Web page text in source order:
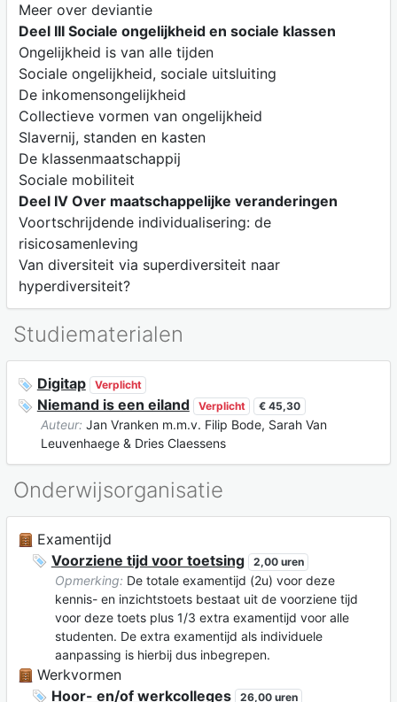
Meer over deviantie
Deel III Sociale ongelijkheid en sociale klassen
Ongelijkheid is van alle tijden
Sociale ongelijkheid, sociale uitsluiting
De inkomensongelijkheid
Collectieve vormen van ongelijkheid
Slavernij, standen en kasten
De klassenmaatschappij
Sociale mobiliteit
Deel IV Over maatschappelijke veranderingen
Voortschrijdende individualisering: de
risicosamenleving
Van diversiteit via superdiversiteit naar
hyperdiversiteit?
Studiematerialen
Digitap Verplicht
Niemand is een eiland Verplicht € 45,30
Auteur: Jan Vranken m.m.v. Filip Bode, Sarah Van
Leuvenhaege & Dries Claessens
Onderwijsorganisatie
Examentijd
Voorziene tijd voor toetsing
2,00 uren
Opmerking: De totale examentijd (2u) voor deze
kennis- en inzichtstoets bestaat uit de voorziene tijd
voor deze toets plus 1/3 extra examentijd voor alle
studenten. De extra examentijd als individuele
aanpassing is hierbij dus inbegrepen.
Werkvormen
Hoor- en/of werkcolleges
26,00 uren